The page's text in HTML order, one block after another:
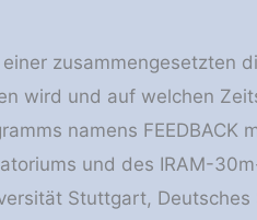
zusammengesetzten
wird und auf welchen
namens FEEDBACK
und des IRAM-
Stuttgart, Deutsches